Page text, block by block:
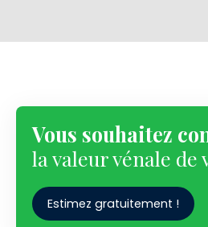
Vous souhaitez
la valeur vénale de
Estimez gratuitement !